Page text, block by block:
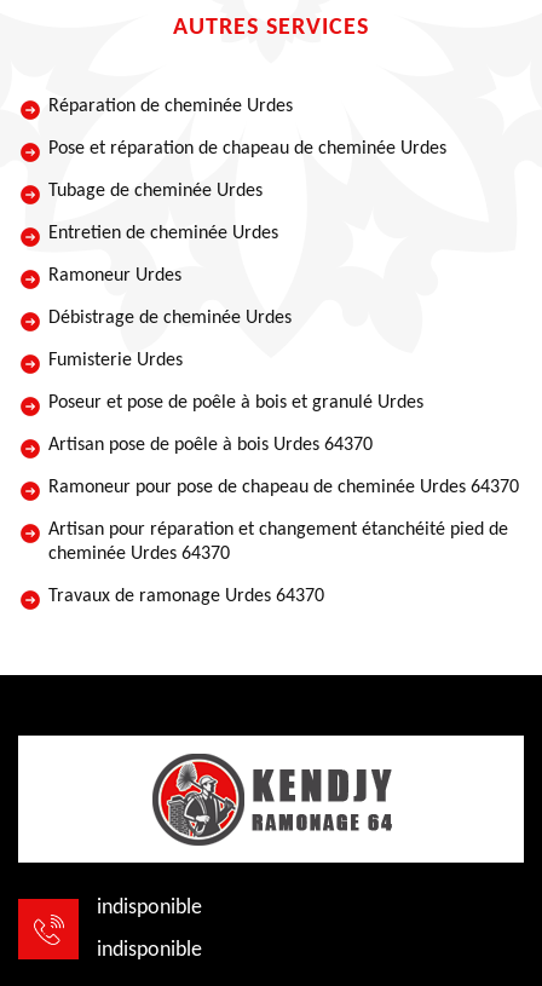
AUTRES SERVICES
Réparation de cheminée Urdes
Pose et réparation de chapeau de cheminée Urdes
Tubage de cheminée Urdes
Entretien de cheminée Urdes
Ramoneur Urdes
Débistrage de cheminée Urdes
Fumisterie Urdes
Poseur et pose de poêle à bois et granulé Urdes
Artisan pose de poêle à bois Urdes 64370
Ramoneur pour pose de chapeau de cheminée Urdes 64370
Artisan pour réparation et changement étanchéité pied de
cheminée Urdes 64370
Travaux de ramonage Urdes 64370
indisponible
indisponible